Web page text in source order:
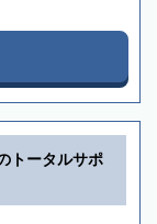
トータルサポ